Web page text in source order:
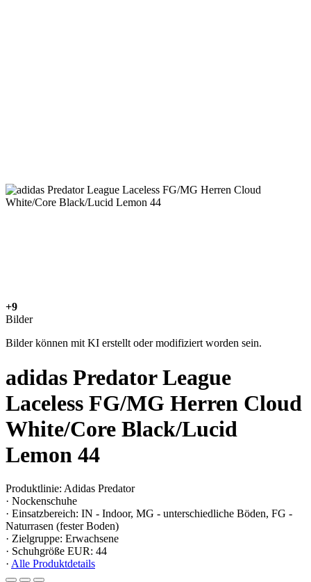
+9
Bilder
Bilder können mit KI erstellt oder modifiziert worden sein.
adidas Predator League
Laceless FG/MG Herren Cloud
White/Core Black/Lucid
Lemon 44
Produktlinie: Adidas Predator
· Nockenschuhe
· Einsatzbereich: IN - Indoor, MG - unterschiedliche Böden, FG -
Naturrasen (fester Boden)
· Zielgruppe: Erwachsene
· Schuhgröße EUR: 44
· Alle Produktdetails